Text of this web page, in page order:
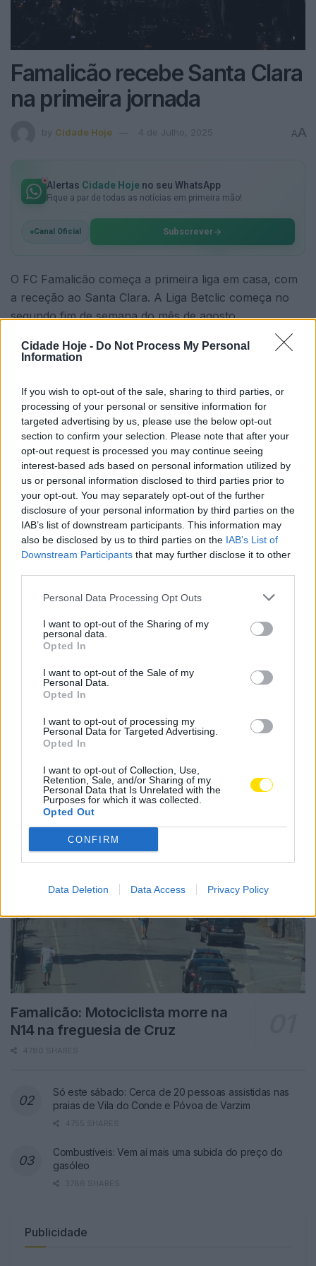
Cidade Hoje - Do Not Process My Personal
Information
If you wish to opt-out of the sale, sharing to third parties, or
processing of your personal or sensitive information for
targeted advertising by us, please use the below opt-out
section to confirm your selection. Please note that after your
opt-out request is processed you may continue seeing
interest-based ads based on personal information utilized by
us or personal information disclosed to third parties prior to
your opt-out. You may separately opt-out of the further
disclosure of your personal information by third parties on the
IAB’s list of downstream participants. This information may
also be disclosed by us to third parties on the IAB’s List of
Downstream Participants that may further disclose it to other
Personal Data Processing Opt Outs
I want to opt-out of the Sharing of my
personal data.
Opted In
I want to opt-out of the Sale of my
Personal Data.
Opted In
I want to opt-out of processing my
Personal Data for Targeted Advertising.
Opted In
I want to opt-out of Collection, Use,
Retention, Sale, and/or Sharing of my
Personal Data that Is Unrelated with the
Purposes for which it was collected.
Opted Out
CONFIRM
Data Deletion Data Access Privacy Policy
Famalicão recebe Santa Clara
na primeira jornada
by Cidade Hoje 4 de Julho, 2025 AA
Alertas Cidade Hoje no seu WhatsApp
Fique a par de todas as notícias em primeira mão!
Canal Oficial Subscrever
O FC Famalicão começa a primeira liga em casa, com
a receção ao Santa Clara. A Liga Betclic começa no
segundo fim de semana do mês de agosto.
O sorteio, que decorreu esta sexta-feira, determinou
que na segunda jornada a equipa famalicense vai ao
reduto do Tondela, formação recém-promovida.
Na quinta jornada recebe o Sporting, campeão
nacional, e na décima primeira também joga em casa
com o Porto. Duas jornadas depois volta a jogar no
Municipal com o vizinho Braga.
Na décima quinta jornada vai ao Estádio da Luz para
época 25/26
primeira jornada
Notícias Populares
Famalicão: Motociclista morre na
N14 na freguesia de Cruz
4780 SHARES
Só este sábado: Cerca de 20 pessoas assistidas nas
praias de Vila do Conde e Póvoa de Varzim
4755 SHARES
Combustíveis: Vem aí mais uma subida do preço do
gasóleo
3786 SHARES
Publicidade